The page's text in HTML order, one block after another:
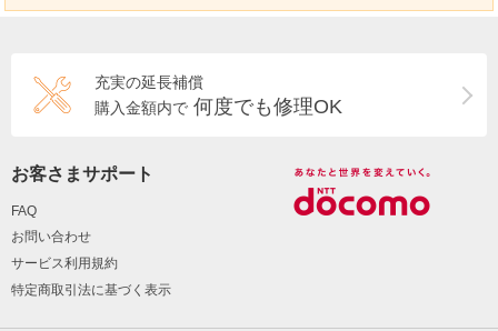
充実の延長補償
購入金額内で 何度でも修理OK
お客さまサポート
FAQ
お問い合わせ
サービス利用規約
特定商取引法に基づく表示